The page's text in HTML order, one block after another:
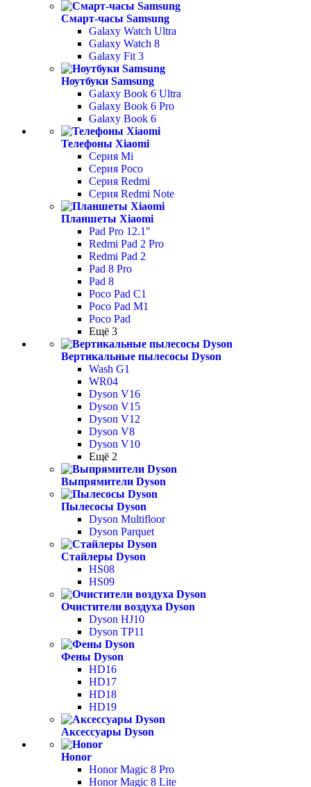
Смарт-часы Samsung
Galaxy Watch Ultra
Galaxy Watch 8
Galaxy Fit 3
Ноутбуки Samsung
Galaxy Book 6 Ultra
Galaxy Book 6 Pro
Galaxy Book 6
Телефоны Xiaomi
Серия Mi
Серия Poco
Серия Redmi
Серия Redmi Note
Планшеты Xiaomi
Pad Pro 12.1"
Redmi Pad 2 Pro
Redmi Pad 2
Pad 8 Pro
Pad 8
Poco Pad С1
Poco Pad M1
Poco Pad
Ещё 3
Вертикальные пылесосы Dyson
Wash G1
WR04
Dyson V16
Dyson V15
Dyson V12
Dyson V8
Dyson V10
Ещё 2
Выпрямители Dyson
Пылесосы Dyson
Dyson Multifloor
Dyson Parquet
Стайлеры Dyson
HS08
HS09
Очистители воздуха Dyson
Dyson HJ10
Dyson TP11
Фены Dyson
HD16
HD17
HD18
HD19
Аксессуары Dyson
Honor
Honor Magic 8 Pro
Honor Magic 8 Lite